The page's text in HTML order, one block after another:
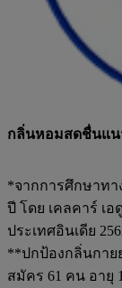
กลิ่นหอมสดชื่นแน
*จากการศึกษาทา
ปี โดย เคลคาร์ เ
ประเทศอินเดีย
**ปกป้องกลิ่นกาย
สมัคร 61 คน อายุ